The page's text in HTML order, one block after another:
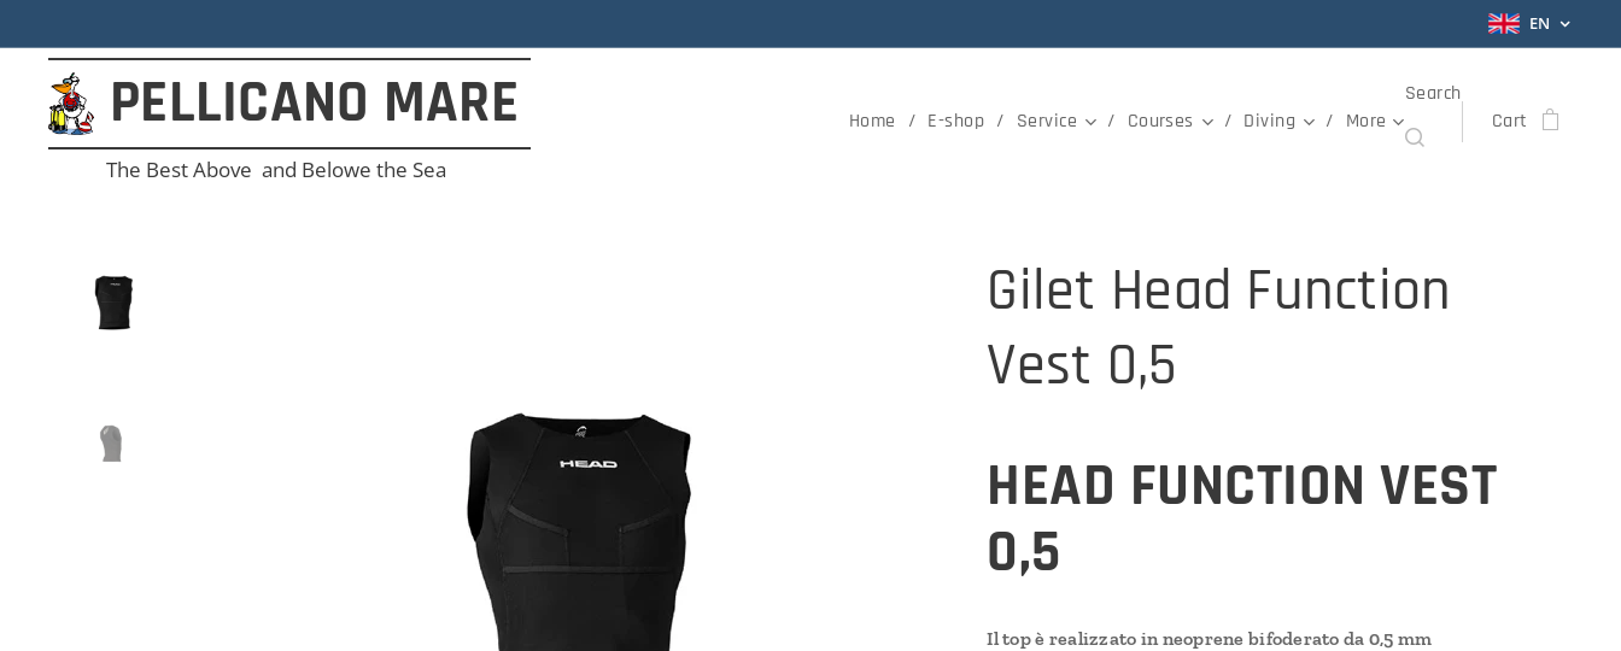
EN
PELLICANO MARE
The Best Above and Belowe the Sea
Home E-shop Service Courses Diving More
Search
Cart
Gilet Head Function
Vest 0,5
HEAD FUNCTION VEST
0,5
Il top è realizzato in neoprene bifoderato da 0,5 mm